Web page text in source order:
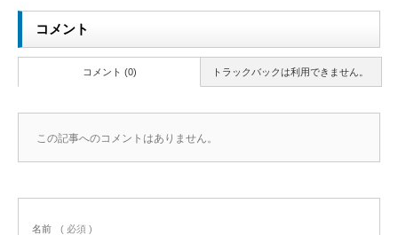
コメント
トラックバックは利用できません。
コメント (0)
この記事へのコメントはありません。
名前 ( 必須 )